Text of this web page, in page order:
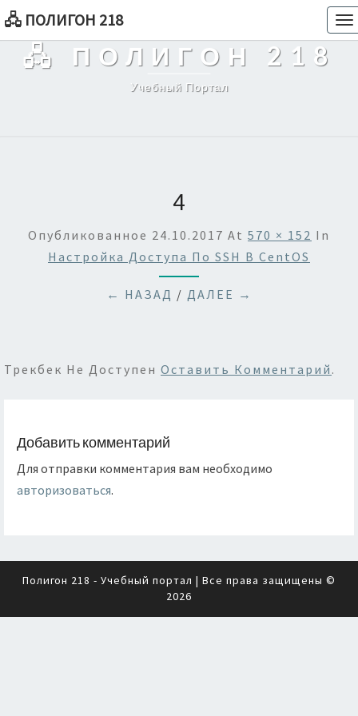
🖧 ПОЛИГОН 218
🖧 ПОЛИГОН 218
Учебный Портал
4
Опубликованное 24.10.2017 At 570 × 152 In
Настройка Доступа По SSH В CentOS
← НАЗАД / ДАЛЕЕ →
Трекбек Не Доступен Оставить Комментарий .
Добавить комментарий
Для отправки комментария вам необходимо
авторизоваться.
Полигон 218 - Учебный портал | Все права защищены ©
2026